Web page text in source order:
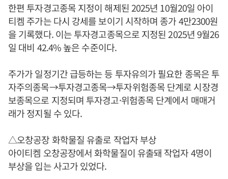
한편 투자경고종목 지정이 해제된 2025년 10월20일 아이
티켐 주가는 다시 강세를 보이기 시작하며 종가 4만2300원
을 기록했다. 이는 투자경고종목으로 지정된 2025년 9월26
일 대비 42.4% 높은 수준이다.
주가가 일정기간 급등하는 등 투자유의가 필요한 종목은 투
자주의종목→투자경고종목→투자위험종목 단계로 시장경
보종목으로 지정되며 투자경고·위험종목 단계에서 매매거
래가 정지될 수 있다.
△오창공장 화학물질 유출로 작업자 부상
아이티켐 오창공장에서 화학물질이 유출돼 작업자 4명이
부상을 입는 사고가 있었다.